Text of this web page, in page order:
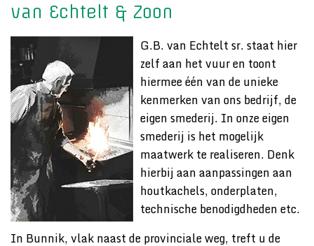
van Echtelt & Zoon
G.B. van Echtelt sr. staat hier
zelf aan het vuur en toont
hiermee één van de unieke
kenmerken van ons bedrijf, de
eigen smederij. In onze eigen
smederij is het mogelijk
maatwerk te realiseren. Denk
hierbij aan aanpassingen aan
houtkachels, onderplaten,
technische benodigdheden etc.
In Bunnik, vlak naast de provinciale weg, treft u de